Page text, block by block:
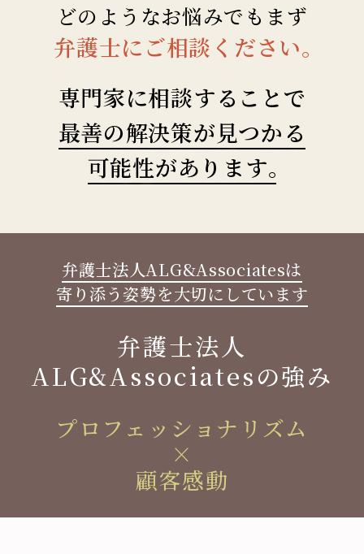
どのようなお悩みでもまず
弁護士にご相談ください。
専門家に相談することで
最善の解決策が見つかる
可能性があります。
弁護士法人ALG&Associatesは
寄り添う姿勢を大切にしています
弁護士法人
ALG&Associatesの強み
プロフェッショナリズム
×
顧客感動